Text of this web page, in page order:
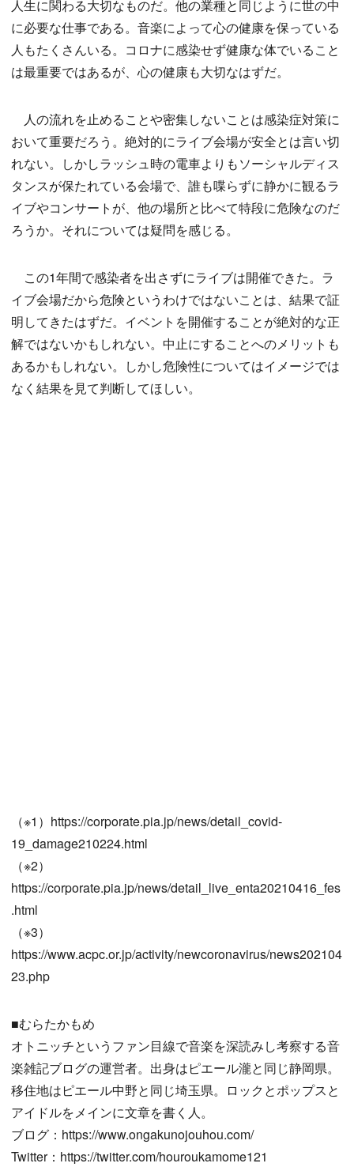
人生に関わる大切なものだ。他の業種と同じように世の中
に必要な仕事である。音楽によって心の健康を保っている
人もたくさんいる。コロナに感染せず健康な体でいること
は最重要ではあるが、心の健康も大切なはずだ。
人の流れを止めることや密集しないことは感染症対策に
おいて重要だろう。絶対的にライブ会場が安全とは言い切
れない。しかしラッシュ時の電車よりもソーシャルディス
タンスが保たれている会場で、誰も喋らずに静かに観るラ
イブやコンサートが、他の場所と比べて特段に危険なのだ
ろうか。それについては疑問を感じる。
この1年間で感染者を出さずにライブは開催できた。ラ
イブ会場だから危険というわけではないことは、結果で証
明してきたはずだ。イベントを開催することが絶対的な正
解ではないかもしれない。中止にすることへのメリットも
あるかもしれない。しかし危険性についてはイメージでは
なく結果を見て判断してほしい。
（※1）https://corporate.pia.jp/news/detail_covid-
19_damage210224.html
（※2）
https://corporate.pia.jp/news/detail_live_enta20210416_fes
.html
（※3）
https://www.acpc.or.jp/activity/newcoronavirus/news202104
23.php
■むらたかもめ
オトニッチというファン目線で音楽を深読みし考察する音
楽雑記ブログの運営者。出身はピエール瀧と同じ静岡県。
移住地はピエール中野と同じ埼玉県。‬ロックとポップスと
アイドルをメインに文章を書く人。
ブログ：https://www.ongakunojouhou.com/
Twitter：https://twitter.com/houroukamome121